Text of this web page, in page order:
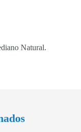
Natural.